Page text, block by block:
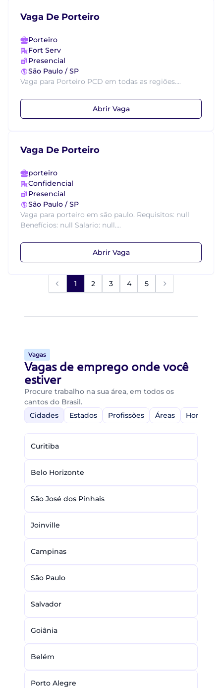
Vaga De Porteiro
Porteiro
Fort Serv
Presencial
São Paulo / SP
Vaga para Porteiro PCD em todas as regiões....
Abrir Vaga
Vaga De Porteiro
porteiro
Confidencial
Presencial
São Paulo / SP
Vaga para porteiro em são paulo. Requisitos: null
Benefícios: null Salario: null....
Abrir Vaga
1 2 3 4 5
Vagas
Vagas de emprego onde você
estiver
Procure trabalho na sua área, em todos os
cantos do Brasil.
Cidades
Estados Profissões Áreas Home-
Curitiba
Belo Horizonte
São José dos Pinhais
Joinville
Campinas
São Paulo
Salvador
Goiânia
Belém
Porto Alegre